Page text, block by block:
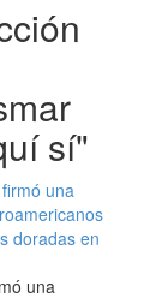
sí"
una